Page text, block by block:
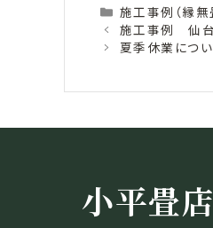
Categories
施工事例（縁無
施工事例 仙
夏季休業につい
小平畳店